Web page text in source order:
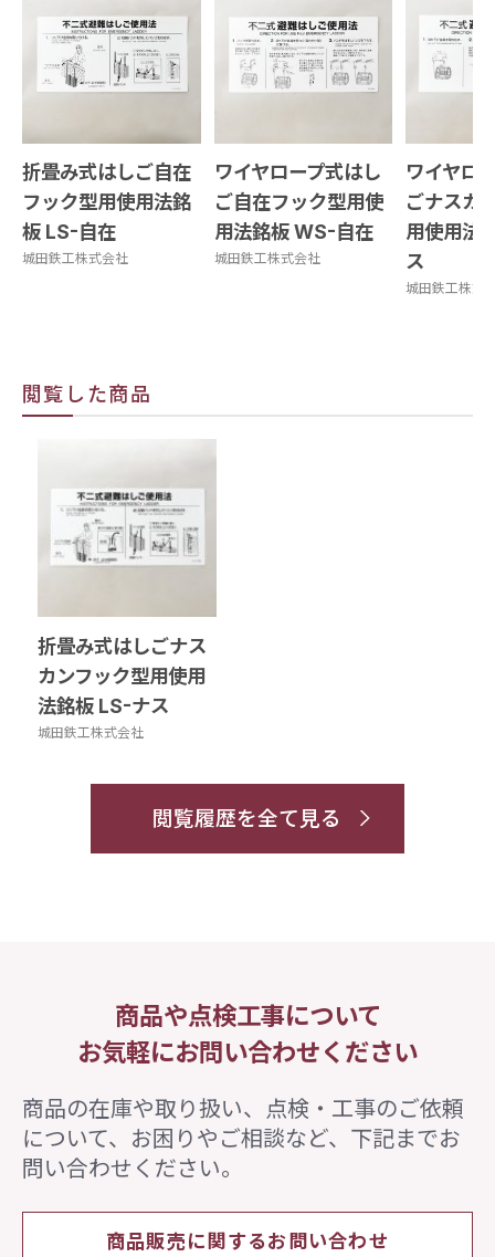
折畳み式はしご自在
フック型用使用法銘
板 LS-自在
城田鉄工株式会社
ワイヤロープ式はし
ご自在フック型用使
用法銘板 WS-自在
城田鉄工株式会社
ワイヤロ
ごナスカ
用使用法
ス
城田鉄工株式
閲覧した商品
折畳み式はしごナス
カンフック型用使用
法銘板 LS-ナス
城田鉄工株式会社
閲覧履歴を全て見る
商品や点検工事について
お気軽にお問い合わせください
商品の在庫や取り扱い、点検・工事のご依頼
について、 お困りやご相談など、下記までお
問い合わせください。
商品販売に関するお問い合わせ